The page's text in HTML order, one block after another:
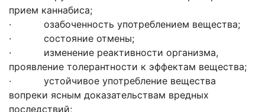
прием каннабиса;
· озабоченность употреблением вещества;
· состояние отмены;
· изменение реактивности организма,
проявление толерантности к эффектам вещества;
· устойчивое употребление вещества
вопреки ясным доказательствам вредных
последствий;